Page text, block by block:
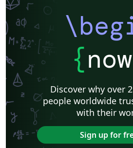
{now
Discover why over
people worldwide
with their
Sign up for